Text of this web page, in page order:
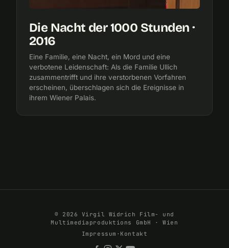
Die Nacht der 1000 Stunden ·
2016
Eine Familie, eine Nacht, ein Mord und eine
verbotene Leidenschaft: Als die Familie Ullich
zusammentrifft und ihre verstorbenen Vorfahren
erscheinen, überschlagen sich die Ereignisse in
ihrem Wiener Palais.
© 2026 Virgil Widrich Film- und
Multimediaproduktions GmbH · Wien
Impressum · Kontakt